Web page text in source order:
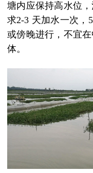
塘内应保持高水位
求2-3 天加水一次，
或傍晚进行，不宜
体。